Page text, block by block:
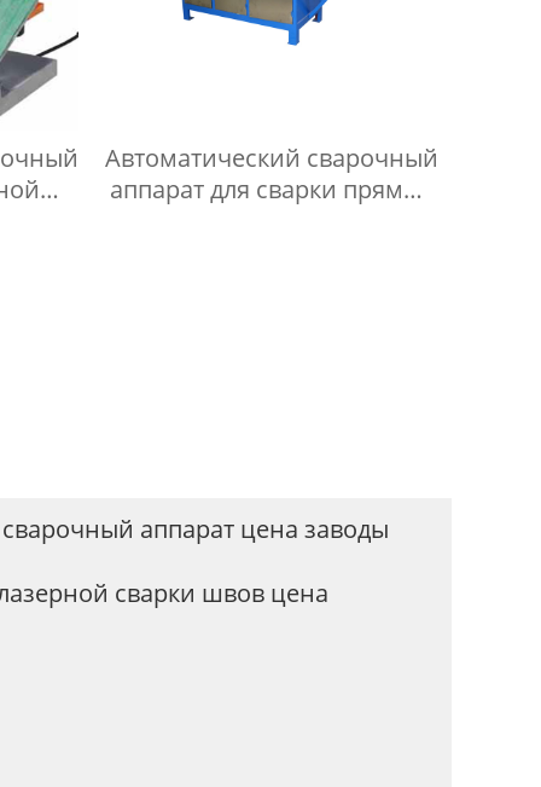
Автоматический сварочный
аппарат для сварки прямых
аппарат цена заводы
сварки швов цена